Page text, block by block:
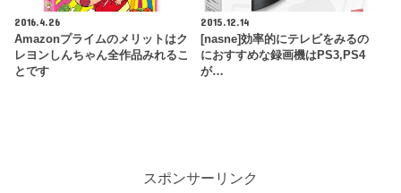
2016.4.26
Amazonプライムのメリットはク
レヨンしんちゃん全作品みれるこ
とです
2015.12.14
[nasne]効率的にテレビをみるの
におすすめな録画機はPS3,PS4
が…
スポンサーリンク